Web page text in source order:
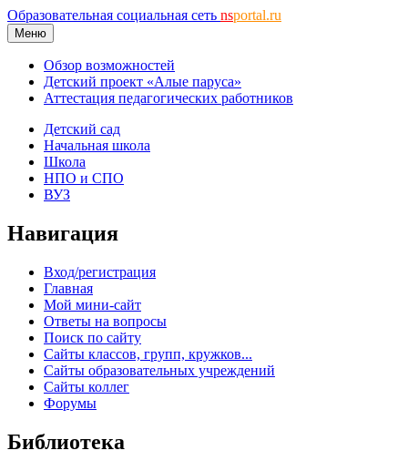
Образовательная социальная сеть nsportal.ru
Меню
Обзор возможностей
Детский проект «Алые паруса»
Аттестация педагогических работников
Детский сад
Начальная школа
Школа
НПО и СПО
ВУЗ
Навигация
Вход/регистрация
Главная
Мой мини-сайт
Ответы на вопросы
Поиск по сайту
Сайты классов, групп, кружков...
Сайты образовательных учреждений
Сайты коллег
Форумы
Библиотека